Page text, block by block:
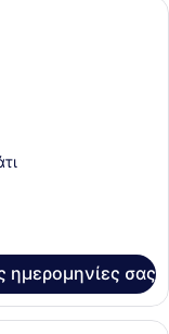
δωμάτιο
ημερομηνίες σας
| Θέα από το